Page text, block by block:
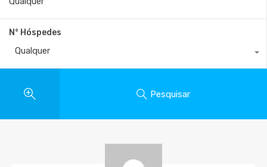
N° Hóspedes
Qualquer
Pesquisar